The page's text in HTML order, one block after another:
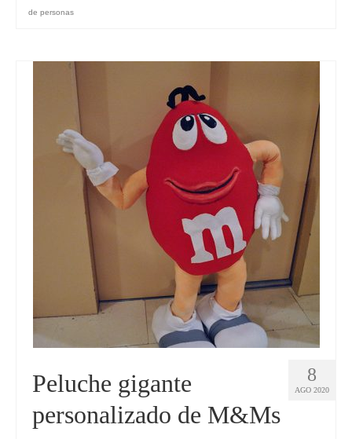
de personas
8
AGO 2020
Peluche gigante
personalizado de M&Ms